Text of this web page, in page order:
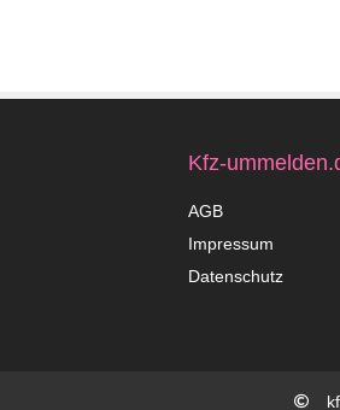
Kfz-
AGB
Impressum
Datenschutz